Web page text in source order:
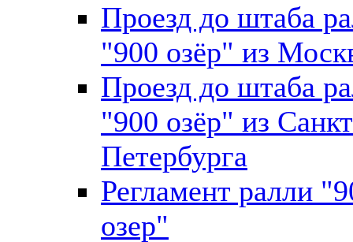
Проезд до штаба
"900 озёр" из
Проезд до штаба
"900 озёр" из
Петербурга
Регламент ралли
озер"